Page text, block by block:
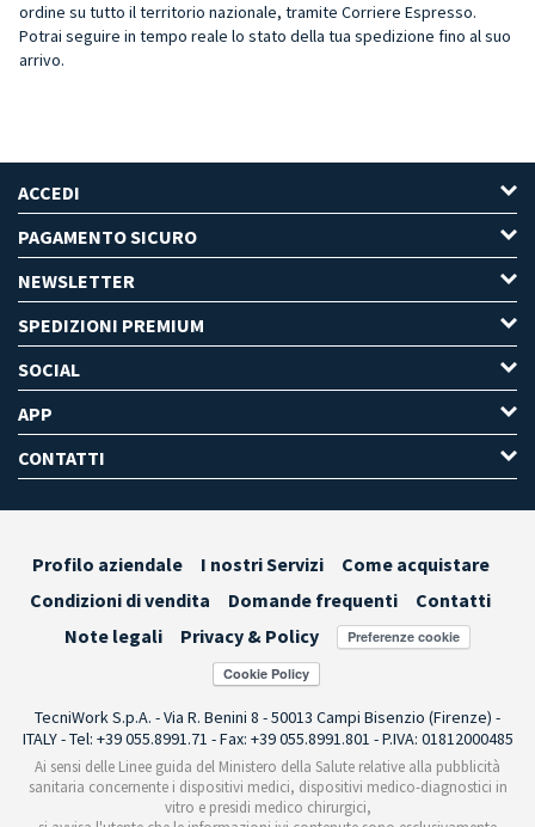
ordine su tutto il territorio nazionale, tramite Corriere Espresso.
Potrai seguire in tempo reale lo stato della tua spedizione fino al suo
arrivo.
ACCEDI
PAGAMENTO SICURO
NEWSLETTER
SPEDIZIONI PREMIUM
SOCIAL
APP
CONTATTI
Profilo aziendale I nostri Servizi
Come acquistare
Condizioni di vendita
Domande frequenti
Contatti
Note legali
Privacy & Policy Preferenze cookie
TecniWork S.p.A. - Via R. Benini 8 - 50013 Campi Bisenzio (Firenze) -
ITALY - Tel: +39 055.8991.71 - Fax: +39 055.8991.801 - P.IVA: 01812000485
Ai sensi delle Linee guida del Ministero della Salute relative alla pubblicità
sanitaria concernente i dispositivi medici, dispositivi medico-diagnostici in
vitro e presidi medico chirurgici,